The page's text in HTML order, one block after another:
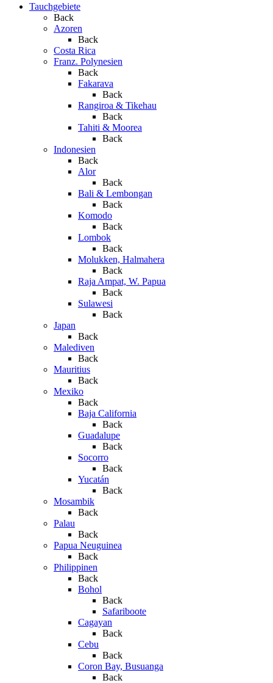
Tauchgebiete
Back
Azoren
Back
Costa Rica
Franz. Polynesien
Back
Fakarava
Back
Rangiroa & Tikehau
Back
Tahiti & Moorea
Back
Indonesien
Back
Alor
Back
Bali & Lembongan
Back
Komodo
Back
Lombok
Back
Molukken, Halmahera
Back
Raja Ampat, W. Papua
Back
Sulawesi
Back
Japan
Back
Malediven
Back
Mauritius
Back
Mexiko
Back
Baja California
Back
Guadalupe
Back
Socorro
Back
Yucatán
Back
Mosambik
Back
Palau
Back
Papua Neuguinea
Back
Philippinen
Back
Bohol
Back
Safariboote
Cagayan
Back
Cebu
Back
Coron Bay, Busuanga
Back